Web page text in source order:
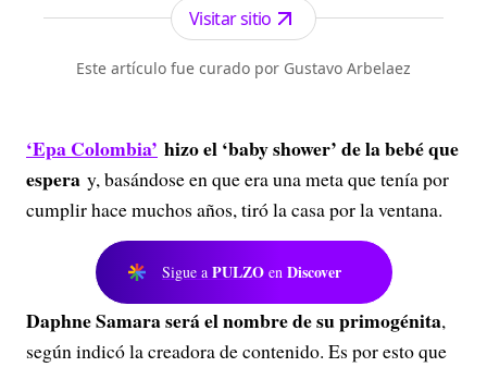
Visitar sitio
Este artículo fue curado por Gustavo Arbelaez
‘Epa Colombia’ hizo el ‘baby shower’ de la bebé que
espera y, basándose en que era una meta que tenía por
cumplir hace muchos años, tiró la casa por la ventana.
Sigue a PULZO en Discover
Daphne Samara será el nombre de su primogénita,
según indicó la creadora de contenido. Es por esto que